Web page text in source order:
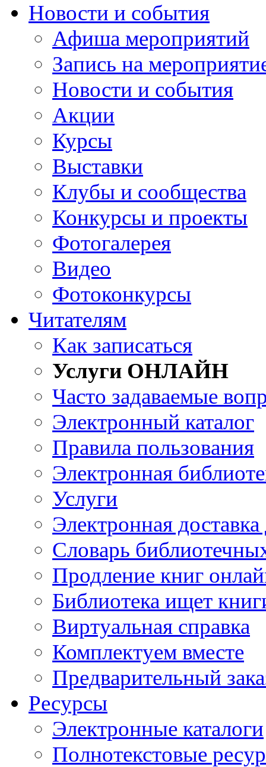
Новости и события
Афиша мероприятий
Запись на
Новости и события
Акции
Курсы
Выставки
Клубы и сообщества
Конкурсы и проекты
Фотогалерея
Видео
Фотоконкурсы
Читателям
Как записаться
Услуги ОНЛАЙН
Часто задаваемые
Электронный каталог
Правила пользования
Электронная
Услуги
Электронная
Словарь
Продление книг
Библиотека ищет
Виртуальная справка
Комплектуем вместе
Предварительный
Ресурсы
Электронные каталоги
Полнотекстовые